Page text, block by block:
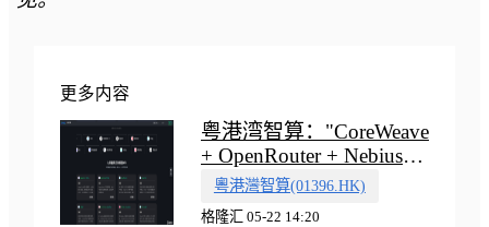
更多内容
粤港湾智算："CoreWeave
+ OpenRouter + Nebius"
多向融合的中国智算新范
式
粵港灣智算(01396.HK)
格隆汇 05-22 14:20